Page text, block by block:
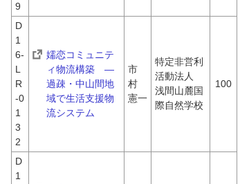
9
D
1
6-
L
R
-0
1
3
2
嬬恋コミュニテ
ィ物流構築　―
過疎・中山間地
域で生活支援物
流システム
市
村
憲一
特定非営利
活動法人
浅間山麓国
際自然学校
100
D
1